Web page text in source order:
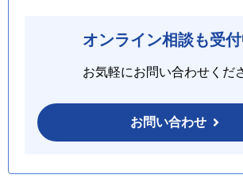
オンライン相談も受付
お気軽にお問い合わせくだ
お問い合わせ